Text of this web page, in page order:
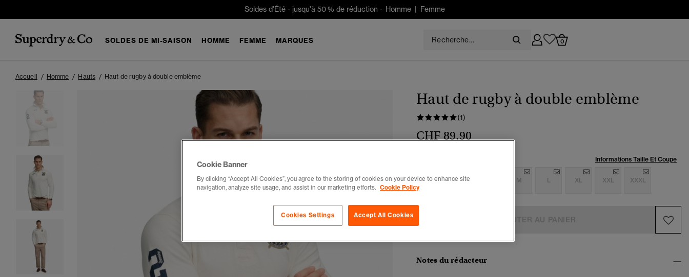
Soldes d'Été -jusqu'à 50 % de réduction - Homme| Femme
SOLDES DE MI-SAISON HOMME FEMME MARQUES 0
Accueil Homme Hauts Haut de rugby à double emblème
Haut de rugby à double emblème
(1)
CHF 89,90
Informations Taille Et Coupe
XXS XS M L XL XXL XXXL
Notes du rédacteur
Cookie Banner
By clicking “Accept All Cookies”, you agree to the storing of cookies on your device to enhance site
navigation, analyze site usage, and assist in our marketing efforts. Cookie Policy
Accept All Cookies
Cookies Settings